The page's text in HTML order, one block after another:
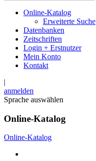
Online-Katalog
Erweiterte Suche
Datenbanken
Zeitschriften
Login + Erstnutzer
Mein Konto
Kontakt
|
anmelden
Sprache auswählen
Online-Katalog
Online-Katalog